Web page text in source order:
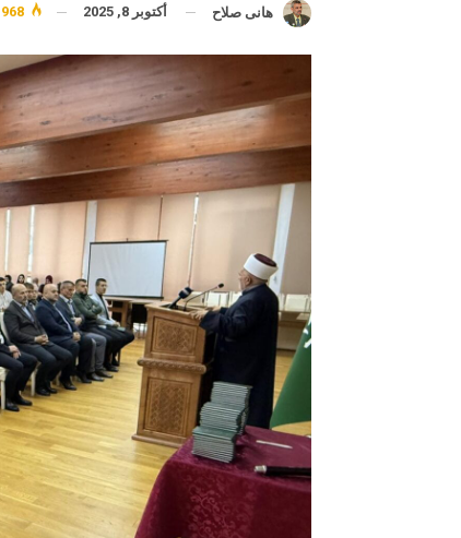
هانى صلاح أكتوبر 8, 2025